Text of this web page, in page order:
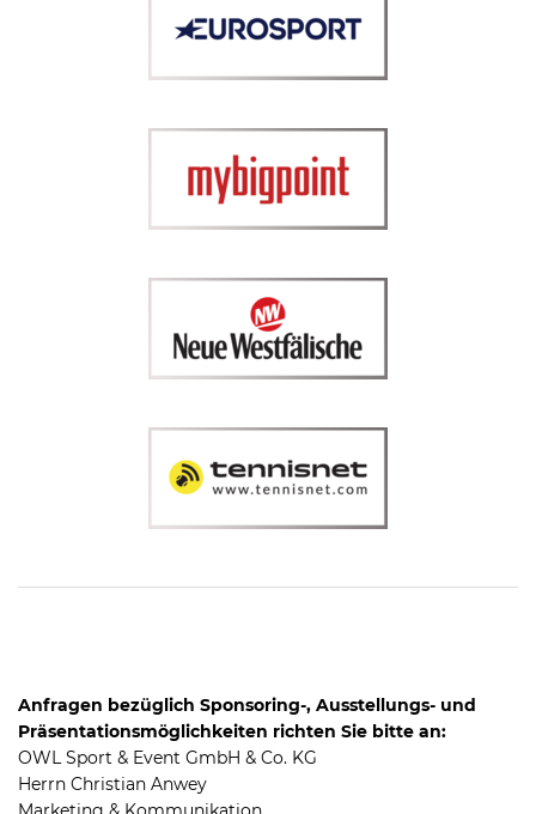
Anfragen bezüglich Sponsoring-, Ausstellungs- und
Präsentationsmöglichkeiten richten Sie bitte an:
OWL Sport & Event GmbH & Co. KG
Herrn Christian Anwey